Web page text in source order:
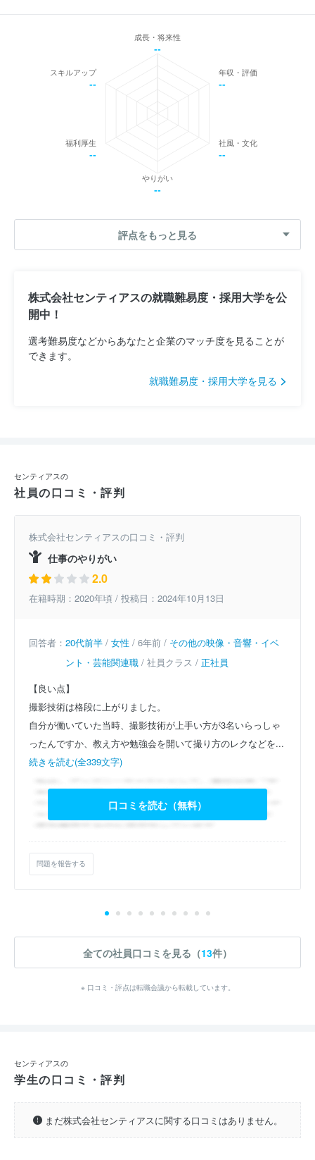
成長・将来性
--
年収・評価
--
社風・文化
--
やりがい
--
福利厚生
--
スキルアップ
--
評点をもっと見る
株式会社センティアスの就職難易度・採用大学を公
開中！
選考難易度などからあなたと企業のマッチ度を見ることが
できます。
就職難易度・採用大学を見る
センティアスの
社員の口コミ・評判
株式会社センティアスの口コミ・評判
仕事のやりがい
2.0
在籍時期：2020年頃 / 投稿日：2024年10月13日
回答者： 20代前半 / 女性 / 6年前 / その他の映像・音響・イベ
ント・芸能関連職 / 社員クラス / 正社員
【良い点】
撮影技術は格段に上がりました。
自分が働いていた当時、撮影技術が上手い方が3名いらっしゃ
ったんですか、教え方や勉強会を開いて撮り方のレクなどを...
続きを読む(全339文字)
口コミを読む（無料）
問題を報告する
全ての社員口コミを見る（13件）
※ 口コミ・評点は転職会議から転載しています。
センティアスの
学生の口コミ・評判
まだ株式会社センティアスに関する口コミはありません。